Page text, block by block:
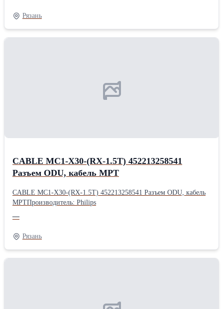
Рязань
CABLE MC1-X30-(RX-1.5T) 452213258541
Разъем ODU, кабель МРТ
CABLE MC1-X30-(RX-1.5T) 452213258541 Разъем ODU, кабель
МРТПроизводитель: Philips
—
Рязань